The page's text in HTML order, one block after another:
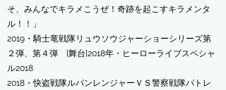
そ、みんなでキラメこうぜ！奇跡を起こすキラメンタ
ル！！」
2019・騎士竜戦隊リュウソウジャーショーシリーズ第
２弾、第４弾 [舞台]2018年・ヒーローライブスペシャ
ル2018
2018・快盗戦隊ルパンレンジャーＶＳ警察戦隊パトレ